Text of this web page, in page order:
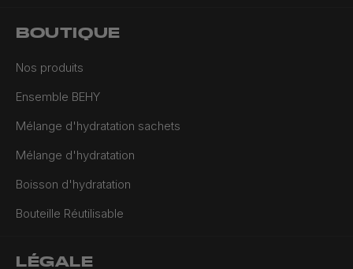
BOUTIQUE
Nos produits
Ensemble BEHY
Mélange d'hydratation sachets
Mélange d'hydratation
Boisson d'hydratation
Bouteille Réutilisable
LÉGALE